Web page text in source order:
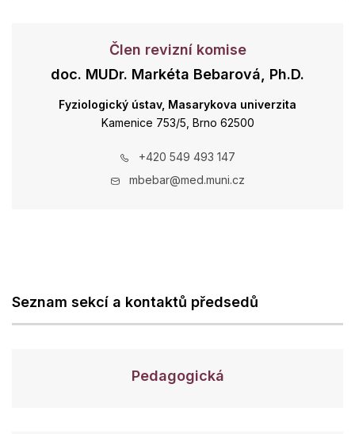
Člen revizní komise
doc. MUDr. Markéta Bebarová, Ph.D.
Fyziologický ústav, Masarykova univerzita
Kamenice 753/5, Brno 62500
+420 549 493 147
mbebar@med.muni.cz
Seznam sekcí a kontaktů předsedů
Pedagogická